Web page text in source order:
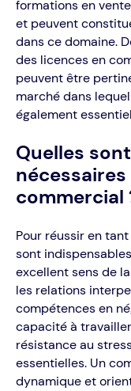
formations en
et peuvent
dans ce domaine.
des licences en
peuvent être
marché dans
également
Quelles
commercial
Pour réussir en
sont
excellent sens de
les relations
compétences en
capacité à
résistance au
essentielles. Un
dynamique et